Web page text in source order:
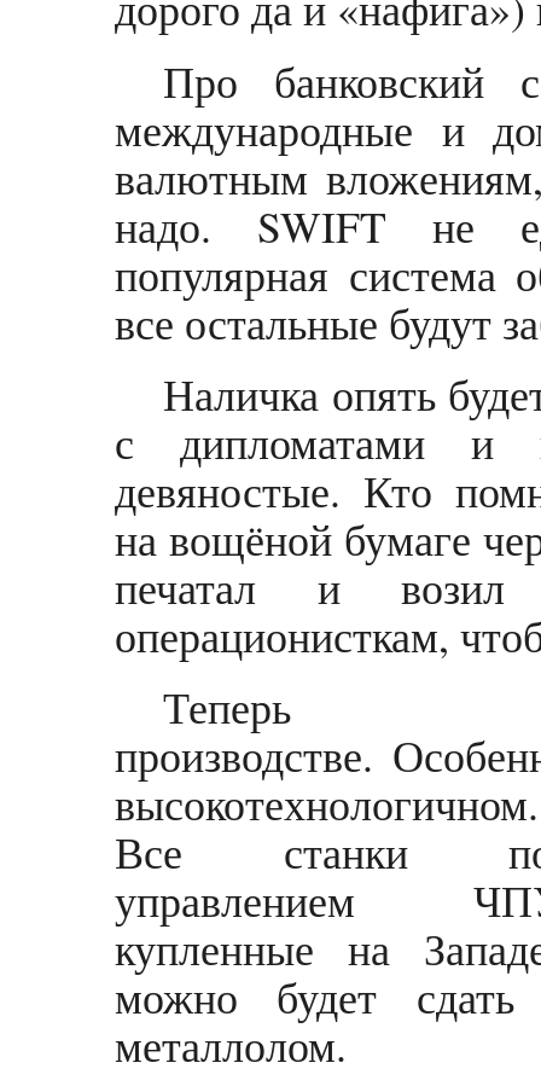
Про банковский
международные и
валютным
надо. SWIFT не
популярная
все остальные будут
Наличка опять
с дипломатами и
девяностые. Кто
на вощёной бумаге
печатал и возил
операционисткам,
Теперь
производстве.
высокотехнологичном.
Все станки
управлением
купленные на
можно будет
металлолом.